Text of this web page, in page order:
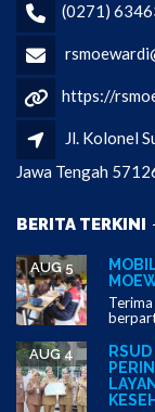
(0271)
https://
Jl. Kolonel
Jawa Tengah
BERITA TERKINI
AUG 5
AUG 4